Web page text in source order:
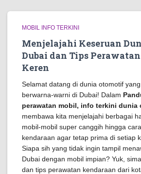
MOBIL INFO TERKINI
Menjelajahi Keseruan
Dubai dan Tips
Keren
Selamat datang di dunia otomotif
berwarna-warni di Dubai! Dalam
perawatan mobil, info terkini dunia
membawa kita menjelajahi berbagai
mobil-mobil super canggih hingga
kendaraan agar tetap prima di setiap
Siapa sih yang tidak ingin tampil
Dubai dengan mobil impian? Yuk,
dan tips perawatan kendaraan dari